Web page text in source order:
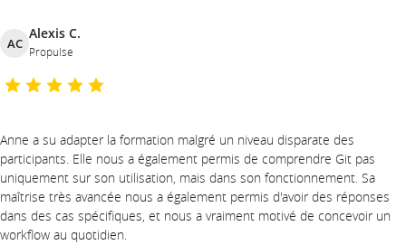
AC
Alexis C.
Propulse
Anne a su adapter la formation malgré un niveau disparate des
participants. Elle nous a également permis de comprendre Git pas
uniquement sur son utilisation, mais dans son fonctionnement. Sa
maîtrise très avancée nous a également permis d'avoir des réponses
dans des cas spécifiques, et nous a vraiment motivé de concevoir un
workflow au quotidien.